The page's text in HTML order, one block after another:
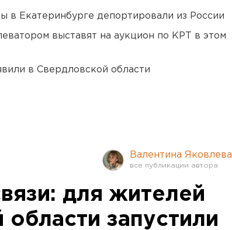
в Екатеринбурге депортировали из России
выставят на аукцион по КРТ в этом
в Свердловской области
Валентина Яковлева
для жителей
запустили